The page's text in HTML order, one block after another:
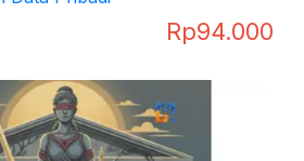
Rp94.000